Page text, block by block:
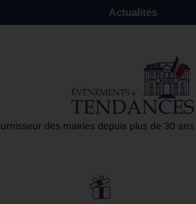
Actualités
des mairies depuis plus de 30 ans